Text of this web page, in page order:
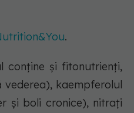
.
conține și fitonutrienți,
kaempferolul
și boli cronice), nitrați